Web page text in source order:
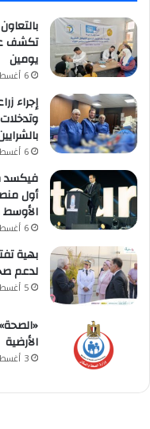
يومين
6 أغسطس، 2026
6 أغسطس، 2026
أول
الأوسط
6 أغسطس، 2026
بهية
لدعم
5 أغسطس، 2026
الأرضية
3 أغسطس، 2026